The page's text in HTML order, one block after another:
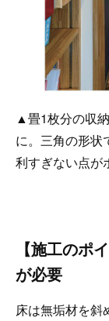
▲畳1枚分の収
に。三角の形状
利すぎない点が
【施工のポ
が必要
床は無垢材を斜